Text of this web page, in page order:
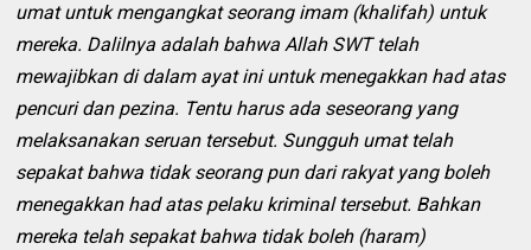
umat untuk mengangkat seorang imam (khalifah) untuk
mereka. Dalilnya adalah bahwa Allah SWT telah
mewajibkan di dalam ayat ini untuk menegakkan had atas
pencuri dan pezina. Tentu harus ada seseorang yang
melaksanakan seruan tersebut. Sungguh umat telah
sepakat bahwa tidak seorang pun dari rakyat yang boleh
menegakkan had atas pelaku kriminal tersebut. Bahkan
mereka telah sepakat bahwa tidak boleh (haram)